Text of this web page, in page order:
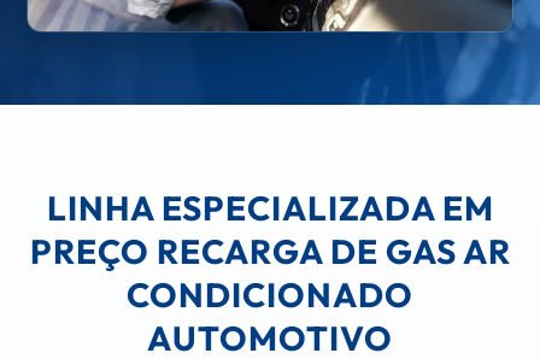
LINHA ESPECIALIZADA EM
PREÇO RECARGA DE GAS AR
CONDICIONADO
AUTOMOTIVO